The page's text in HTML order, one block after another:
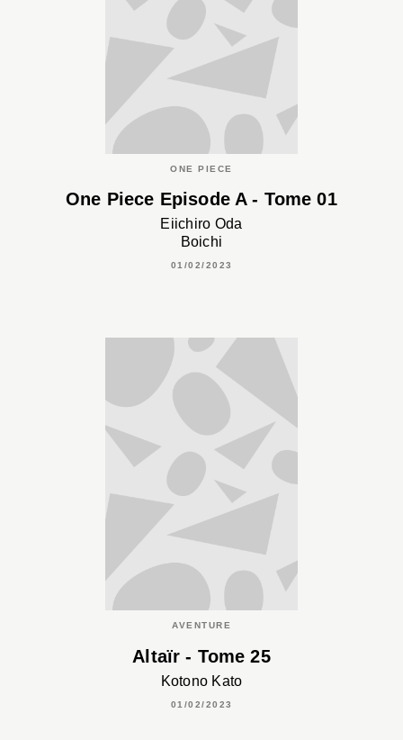
ONE PIECE
One Piece Episode A - Tome 01
Eiichiro Oda
Boichi
01/02/2023
AVENTURE
Altaïr - Tome 25
Kotono Kato
01/02/2023